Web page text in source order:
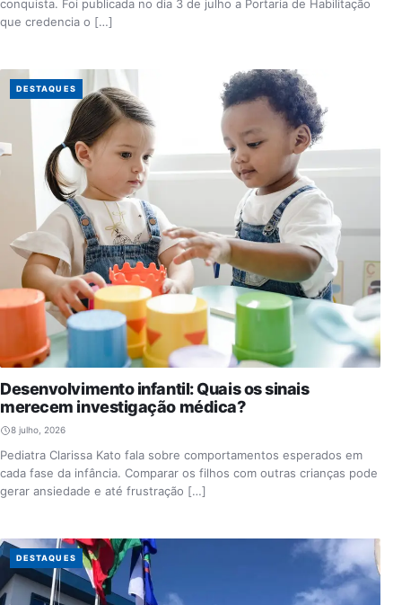
conquista. Foi publicada no dia 3 de julho a Portaria de Habilitação
que credencia o […]
DESTAQUES
Desenvolvimento infantil: Quais os sinais
merecem investigação médica?
8 julho, 2026
Pediatra Clarissa Kato fala sobre comportamentos esperados em
cada fase da infância. Comparar os filhos com outras crianças pode
gerar ansiedade e até frustração […]
DESTAQUES